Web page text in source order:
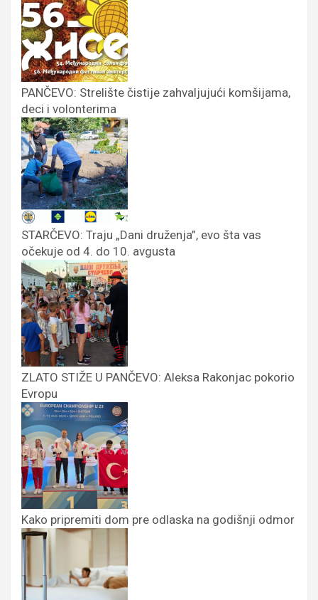
PANČEVO: Strelište čistije zahvaljujući komšijama,
deci i volonterima
STARČEVO: Traju „Dani druženja”, evo šta vas
očekuje od 4. do 10. avgusta
ZLATO STIŽE U PANČEVO: Aleksa Rakonjac pokorio
Evropu
Kako pripremiti dom pre odlaska na godišnji odmor